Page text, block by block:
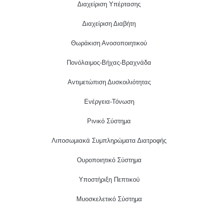
Διαχείριση Υπέρτασης
Διαχείριση Διαβήτη
Θωράκιση Ανοσοποιητικού
Πονόλαιμος-Βήχας-Βραχνάδα
Αντιμετώπιση Δυσκοιλιότητας
Eνέργεια-Τόνωση
Ρινικό Σύστημα
Λιποσωμιακά Συμπληρώματα Διατροφής
Ουροποιητικό Σύστημα
Υποστήριξη Πεπτικού
Μυοσκελετικό Σύστημα